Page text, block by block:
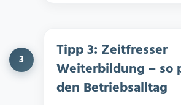
3
Tipp 3: Zeitfresser
Weiterbildung – so
den Betriebsalltag